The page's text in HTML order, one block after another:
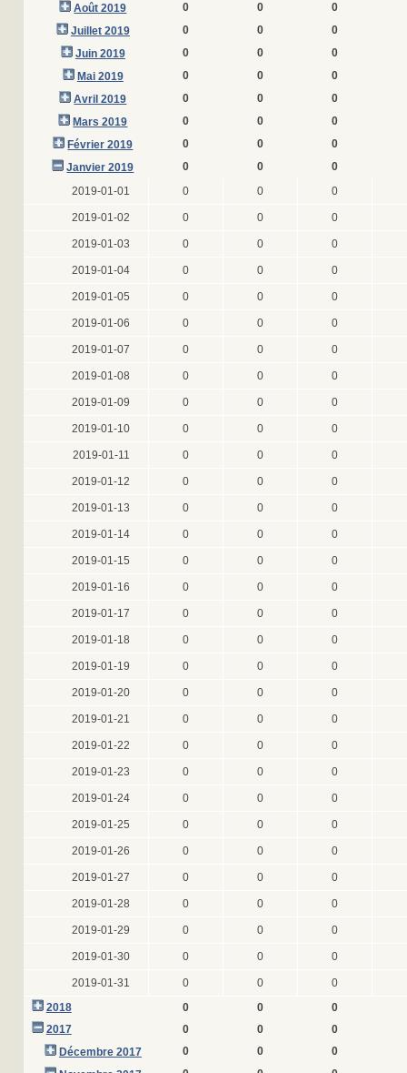
Août 2019
0 0
0
Juillet 2019
0 0
0
Juin 2019
0 0
0
Mai 2019
0 0
0
Avril 2019
0 0
0
Mars 2019
0 0
0
Février 2019
0 0
0
Janvier 2019
0 0
0
2019-01-01
0 0 0
2019-01-02 0 0 0
2019-01-03 0 0 0
2019-01-04 0 0 0
2019-01-05 0 0 0
2019-01-06 0 0 0
2019-01-07 0 0 0
2019-01-08 0 0 0
2019-01-09 0 0 0
2019-01-10 0 0 0
2019-01-11 0 0 0
2019-01-12 0 0 0
2019-01-13 0 0 0
2019-01-14 0 0 0
2019-01-15 0 0 0
2019-01-16 0 0 0
2019-01-17 0 0 0
2019-01-18 0 0 0
2019-01-19 0 0 0
2019-01-20 0 0 0
2019-01-21 0 0 0
2019-01-22 0 0 0
2019-01-23 0 0 0
2019-01-24 0 0 0
2019-01-25 0 0 0
2019-01-26 0 0 0
2019-01-27 0 0 0
2019-01-28 0 0 0
2019-01-29 0 0 0
2019-01-30 0 0 0
2019-01-31 0 0
0
2018
0 0
0
2017
0 0
0
Décembre 2017
0 0
0